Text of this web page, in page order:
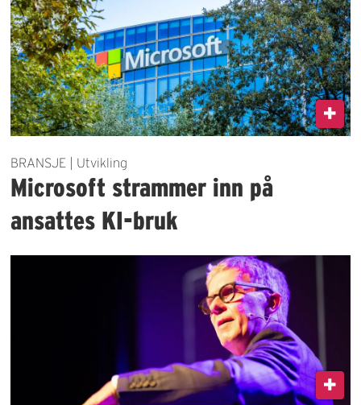
BRANSJE | Utvikling
Microsoft strammer inn på
ansattes KI-bruk